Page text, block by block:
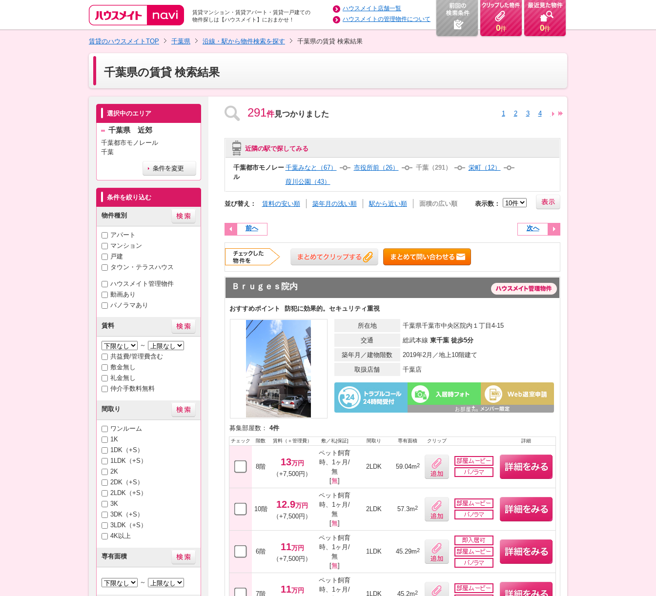
賃貸マンション・賃貸アパート・賃貸一戸建ての
物件探しは【ハウスメイト】におまかせ！
ハウスメイト店舗一覧
ハウスメイトの管理物件について
0件 0件
賃貸のハウスメイトTOP
千葉県 沿線・駅から物件検索を探す 千葉県の賃貸 検索結果
千葉県の賃貸 検索結果
選択中のエリア
千葉県 近郊
千葉都市モノレール
千葉
条件を絞り込む
物件種別
アパート
マンション
戸建
タウン・テラスハウス
ハウスメイト管理物件
動画あり
パノラマあり
賃料
～
共益費/管理費含む
敷金無し
礼金無し
仲介手数料無料
間取り
ワンルーム
1K
1DK（+S）
1LDK（+S）
2K
2DK（+S）
2LDK（+S）
3K
3DK（+S）
3LDK（+S）
4K以上
専有面積
～
291件見つかりました 1 2 3 4 5 6
近隣の駅で探してみる
千葉都市モノレー
ル
千葉みなと（67） 市役所前（26） 千葉（291）
栄町（12）
葭川公園（43）
並び替え： 賃料の安い順 築年月の浅い順 駅から近い順 面積の広い順 表示数：
前へ 次へ
Ｂｒｕｇｅｓ院内
おすすめポイント 防犯に効果的。セキュリティ重視
所在地
千葉県千葉市中央区院内１丁目4-15
交通
総武本線 東千葉 徒歩5分
築年月／建物階数
2019年2月／地上10階建て
取扱店舗
千葉店
募集部屋数： 4件
チェック 階数 賃料（＋管理費） 敷／礼[保証] 間取り 専有面積 クリップ 詳細
8階 13万円
（+7,500円）
ペット飼育
時、1ヶ月/
無
[無]
2LDK 59.04m2
10階 12.9万円
（+7,500円）
ペット飼育
時、1ヶ月/
無
[無]
2LDK 57.3m2
6階 11万円
（+7,500円）
ペット飼育
時、1ヶ月/
無
[無]
1LDK 45.29m2
7階 11万円
ペット飼育
時、1ヶ月/
1LDK 45.2m2